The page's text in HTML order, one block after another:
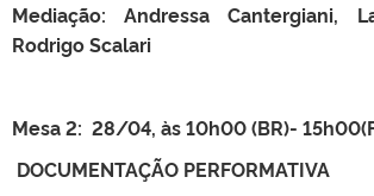
Mediação: Andressa Cantergiani,
Rodrigo Scalari
Mesa 2: 28/04, às 10h00 (BR)-
DOCUMENTAÇÃO PERFORMATIVA